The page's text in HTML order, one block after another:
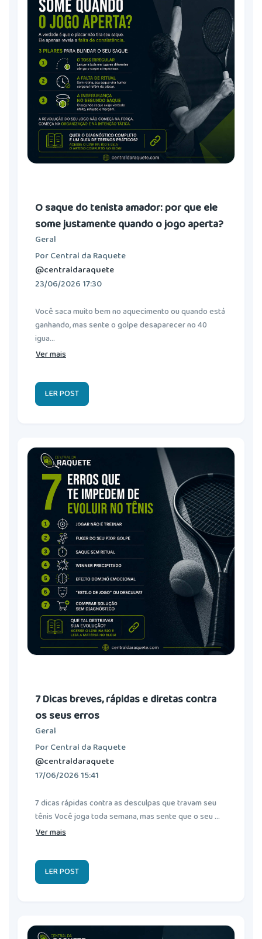
O saque do tenista amador: por que ele
some justamente quando o jogo aperta?
Geral
Por Central da Raquete
@centraldaraquete
23/06/2026 17:30
Você saca muito bem no aquecimento ou quando está
ganhando, mas sente o golpe desaparecer no 40
igua...
Ver mais
LER POST
7 Dicas breves, rápidas e diretas contra
os seus erros
Geral
Por Central da Raquete
@centraldaraquete
17/06/2026 15:41
7 dicas rápidas contra as desculpas que travam seu
tênis Você joga toda semana, mas sente que o seu ...
Ver mais
LER POST